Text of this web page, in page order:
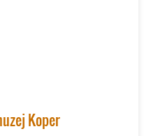
Koper